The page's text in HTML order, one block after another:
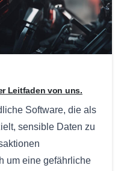
0
Leitfaden von uns.
Software, die als
sensible Daten zu
um eine gefährliche